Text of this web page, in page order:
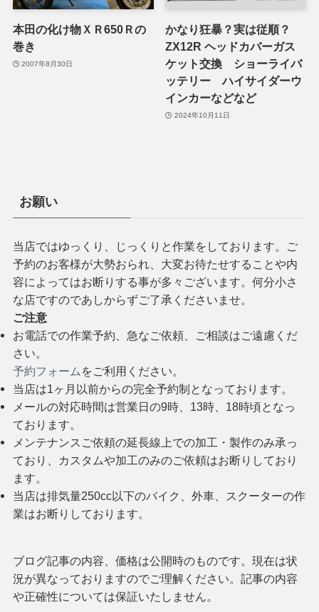
本田の化け物ＸＲ650Ｒの
巻き
2007年8月30日
かなり狂暴？実は従順？
ZX12R ヘッドカバーガス
ケット交換 ショーライバ
ッテリー ハイサイダーウ
インカーなどなど
2024年10月11日
お願い
当店ではゆっくり、じっくりと作業をしております。ご
予約のお客様が大勢おられ、大変お待たせすることや内
容によってはお断りする事が多々ございます。何分小さ
な店ですのであしからずご了承くださいませ。
ご注意
お電話での作業予約、急なご依頼、ご相談はご遠慮くだ
さい。
予約フォーム をご利用ください。
当店は1ヶ月以前からの完全予約制となっております。
メールの対応時間は営業日の9時、13時、18時頃となっ
ております。
メンテナンスご依頼の延長線上での加工・製作のみ承っ
ており、カスタムや加工のみのご依頼はお断りしており
ます。
当店は排気量250cc以下のバイク、外車、スクーターの作
業はお断りしております。
ブログ記事の内容、価格は公開時のものです。現在は状
況が異なっておりますのでご理解ください。記事の内容
や正確性については保証いたしません。